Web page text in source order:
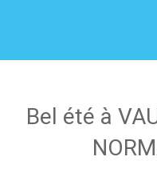
Bel été à